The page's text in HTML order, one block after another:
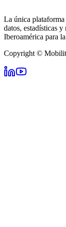
La única
datos, estadísticas
Iberoamérica para
Copyright ©